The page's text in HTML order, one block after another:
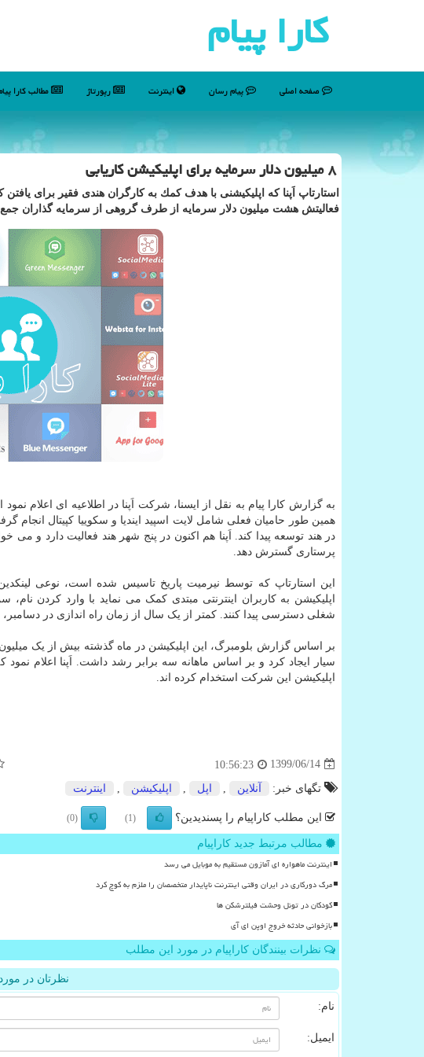
كارا پیام
صفحه اصلی پیام رسان اینترنت رپورتاژ مطالب كارا
۸ میلیون دلار سرمایه برای اپلیكیشن كاریابی
استارتاپ اَپنا كه اپلیكیشنی با هدف كمك به كارگران هندی فقیر برای
فعالیتش هشت میلیون دلار سرمایه از طرف گروهی از سرمایه گذاران جمع
به گزارش کارا پیام به نقل از ایسنا، شرکت اَپنا در اطلاعیه ای اعلام
همین طور حامیان فعلی شامل لایت اسپید ایندیا و سکوییا کپیتال انجام
در هند توسعه پیدا کند. اَپنا هم اکنون در پنج شهر هند فعالیت دارد و
پرستاری گسترش دهد.
این استارتاپ که توسط نیرمیت پاریخ تاسیس شده است، نوعی
اپلیکیشن به کاربران اینترنتی مبتدی کمک می نماید با وارد کردن
شغلی دسترسی پیدا کنند. کمتر از یک سال از زمان راه اندازی در دسامبر، این اپلیکیشن ۱.۲
بر اساس گزارش بلومبرگ، این اپلیکیشن در ماه گذشته بیش از یک
سیار ایجاد کرد و بر اساس ماهانه سه برابر رشد داشت. اَپنا اعلام نمود
اپلیکیشن این شرکت استخدام کرده اند.
1399/06/14
10:56:23
تگهای خبر: آنلاین اپل اپلیكیشن اینترنت
این مطلب کاراپیام را پسندیدین؟ (1)
(0)
مطالب مرتبط جدید کاراپیام
اینترنت ماهواره ای آمازون مستقیم به موبایل می رسد
مرگ دورکاری در ایران وقتی اینترنت ناپایدار متخصصان را ملزم به کوچ کرد
کودکان در تونل وحشت فیلترشکن ها
بازخوانی حادثه خروج اوپن ای آی
نظرات بینندگان کاراپیام در مورد این مطلب
نظرتان در
نام:
ایمیل: